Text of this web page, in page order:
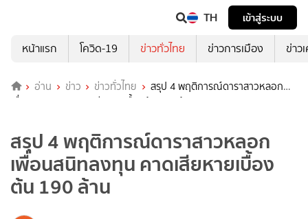
TH
เข้าสู่ระบบ
หน้าแรก
โควิด-19 ข่าวทั่วไทย ข่าวการเมือง ข่าว
อ่าน ข่าว ข่าวทั่วไทย
สรุป 4 พฤติการณ์ดาราสาวหลอก
เพื่อนสนิทลงทุน คาดเสียหายเบื้องต้น 190 ล้าน
สรุป 4 พฤติการณ์ดาราสาวหลอก
เพื่อนสนิทลงทุน คาดเสียหายเบื้อง
ต้น 190 ล้าน